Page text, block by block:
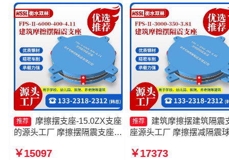
家
推荐
摩擦摆支座-15.0ZX支座
的源头工厂 摩擦摆隔震支座
厂 摩擦摆隔震支座FPSII-
￥15097
推荐
建筑摩擦摆建筑隔震
座源头工厂 摩擦摆减隔震
FPSII-1000-300-3.48厂家
￥17373